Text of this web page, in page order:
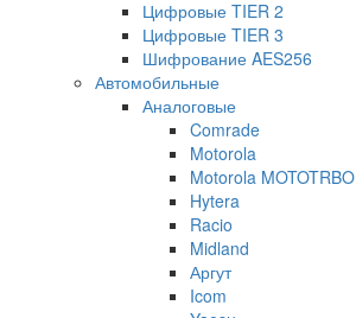
Цифровые TIER 2
Цифровые TIER 3
Шифрование AES256
Автомобильные
Аналоговые
Comrade
Motorola
Motorola MOTOTRBO
Hytera
Racio
Midland
Аргут
Icom